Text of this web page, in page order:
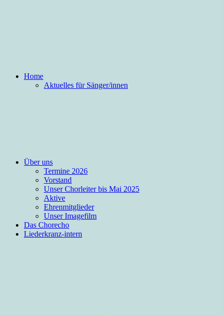
Home
Aktuelles für Sänger/innen
Über uns
Termine 2026
Vorstand
Unser Chorleiter bis Mai 2025
Aktive
Ehrenmitglieder
Unser Imagefilm
Das Chorecho
Liederkranz-intern